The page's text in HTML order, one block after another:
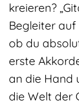
kreieren?
Begleiter auf
ob du
erste
an die Hand
die Welt der